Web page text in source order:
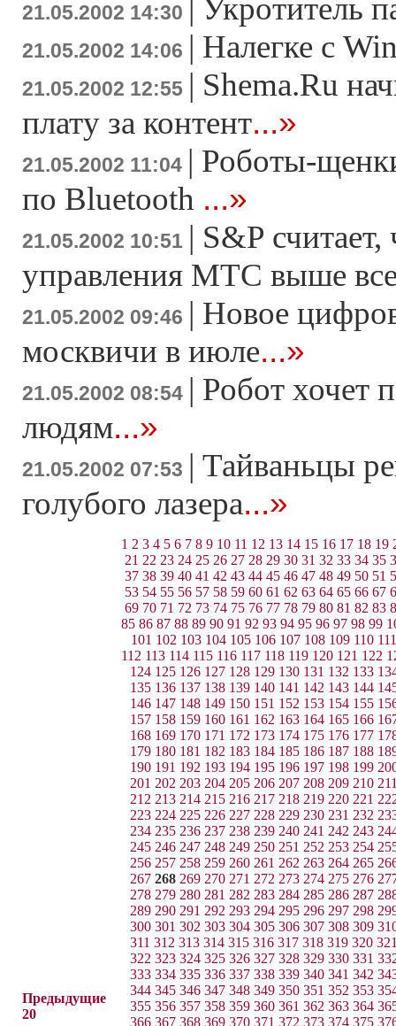
21.05.2002 14:30 | Укротитель
21.05.2002 14:06 | Налегке с
21.05.2002 12:55 | Shema.Ru
плату за контент...»
21.05.2002 11:04 | Роботы-
по Bluetooth ...»
21.05.2002 10:51 | S&P считает,
управления МТС выше
21.05.2002 09:46 | Новое
москвичи в июле...»
21.05.2002 08:54 | Робот хочет
людям...»
21.05.2002 07:53 | Тайваньцы
голубого лазера...»
Предыдущие
20
1 2 3 4 5 6 7 8 9 10 11 12 13 14 15 16 17 18 19
21 22 23 24 25 26 27 28 29 30 31 32 33 34 35
37 38 39 40 41 42 43 44 45 46 47 48 49 50 51
53 54 55 56 57 58 59 60 61 62 63 64 65 66 67
69 70 71 72 73 74 75 76 77 78 79 80 81 82 83
85 86 87 88 89 90 91 92 93 94 95 96 97 98 99
101 102 103 104 105 106 107 108 109 110 111
112 113 114 115 116 117 118 119 120 121 122
124 125 126 127 128 129 130 131 132 133
135 136 137 138 139 140 141 142 143 144
146 147 148 149 150 151 152 153 154 155
157 158 159 160 161 162 163 164 165 166
168 169 170 171 172 173 174 175 176 177
179 180 181 182 183 184 185 186 187 188
190 191 192 193 194 195 196 197 198 199
201 202 203 204 205 206 207 208 209 210
212 213 214 215 216 217 218 219 220 221
223 224 225 226 227 228 229 230 231 232
234 235 236 237 238 239 240 241 242 243
245 246 247 248 249 250 251 252 253 254
256 257 258 259 260 261 262 263 264 265
267 268 269 270 271 272 273 274 275 276
278 279 280 281 282 283 284 285 286 287
289 290 291 292 293 294 295 296 297 298
300 301 302 303 304 305 306 307 308 309
311 312 313 314 315 316 317 318 319 320
322 323 324 325 326 327 328 329 330 331
333 334 335 336 337 338 339 340 341 342
344 345 346 347 348 349 350 351 352 353
355 356 357 358 359 360 361 362 363 364
366 367 368 369 370 371 372 373 374 375